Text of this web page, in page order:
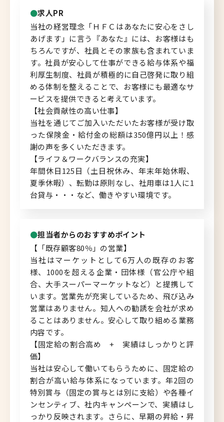
コンサルタント紹介
北海道へのU・Iターン向け
転職情報
キャリアマップ
転職の体験談
転職と年収のハナシ
転職コラム
運営会社について
お問い合わせ
求人PR
当社の経営理念「ＨＦＣはあなたに安心をさし
あげます」に言う『あなた』には、お客様はも
ちろんですが、社員とその家族も含まれていま
す。社員が安心して仕事ができる給与体系や福
利厚生制度、社員が積極的に自己啓発に取り組
める体制を整えることで、お客様にも最適なサ
ービスを提供できると考えています。
【社会貢献性の高い仕事】
当社を通じてご加入いただいたお客様が受け取
った保険金・給付金の総額は350億円以上！感
謝の声を多くいただきます。
【ライフ＆ワークバランスの充実】
年間休日125日（土日祝休み、年末年始休暇、
夏季休暇）、転勤は原則なし、社用車は1人に1
台貸与・・・など、働きやすい環境です。
担当者からのおすすめポイント
【「既存顧客80％」の営業】
当社はマーケットとして6万人の既存のお客
様、1000を超える企業・団体様（官公庁や組
合、大手スーパーマーケットなど）と提携して
います。営業先が充実しているため、飛び込み
営業はありません。知人への勧誘を会社が求め
ることはありません。安心して取り組める業務
内容です。
【固定給の割合高め + 実績はしっかりと評
価】
当社は安心して働いてもらうために、固定給の
割合が高い給与体系になっています。年2回の
特別賞与（固定の賞与とは別に支給）や各種イ
ンセンティブ、社内キャンペーンで、実績はし
っかり反映されます。さらに、早期の昇給・昇